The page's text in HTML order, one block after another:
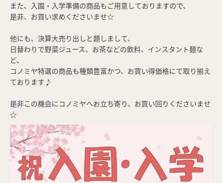
また、入園・入学準備の商品もご用意しておりますので、
是非、お買い求めくださいませ☆
他にも、決算大売り出しと題しまして、
日替わりで野菜ジュース、お茶などの飲料、インスタント麺な
ど、
コノミヤ特選の商品も種類豊富かつ、お買い得価格にて取り揃え
ております♪
是非この機会にコノミヤへお立ち寄り、お買い回りくださいませ
☆